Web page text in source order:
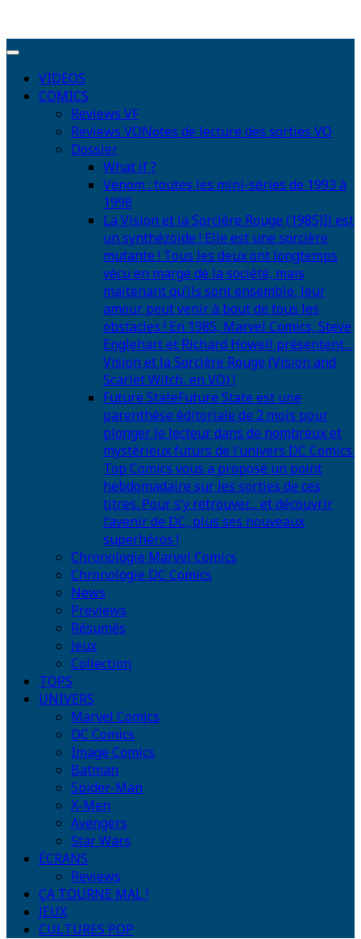
VIDEOS
COMICS
Reviews VF
Reviews VONotes de lecture des sorties VO
Dossier
What if ?
Venom : toutes les mini-séries de 1993 à
1998
La Vision et la Sorcière Rouge (1985)Il est
un synthézoïde ! Elle est une sorcière
mutante ! Tous les deux ont longtemps
vécu en marge de la société, mais
maitenant qu’ils sont ensemble, leur
amour peut venir à bout de tous les
obstacles ! En 1985, Marvel Comics, Steve
Englehart et Richard Howell présentent…
Vision et la Sorcière Rouge (Vision and
Scarlet Witch, en VO) !
Future StateFuture State est une
parenthèse éditoriale de 2 mois pour
plonger le lecteur dans de nombreux et
mystérieux futurs de l’univers DC Comics.
Top Comics vous a proposé un point
hebdomadaire sur les sorties de ces
titres. Pour s’y retrouver… et découvrir
l’avenir de DC, plus ses nouveaux
superhéros !
Chronologie Marvel Comics
Chronologie DC Comics
News
Previews
Résumés
Jeux
Collection
TOPS
UNIVERS
Marvel Comics
DC Comics
Image Comics
Batman
Spider-Man
X-Men
Avengers
Star Wars
ÉCRANS
Reviews
ÇA TOURNE MAL !
JEUX
CULTURES POP